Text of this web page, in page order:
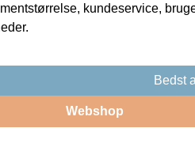
kundeservice,
Bedst
Webshop